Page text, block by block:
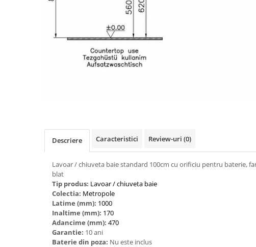
Descriere Caracteristici Review-uri (0)
Lavoar / chiuveta baie standard 100cm cu orificiu pentru baterie,
blat
Tip produs: ‎Lavoar / chiuveta baie
Colectia: Metropole
Latime (mm): 1000
Inaltime (mm): 170
Adancime (mm): 470
Garantie: 10 ani
Baterie din poza: Nu este inclus